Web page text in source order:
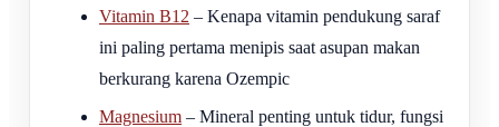
Vitamin B12 – Kenapa vitamin pendukung saraf
ini paling pertama menipis saat asupan makan
berkurang karena Ozempic
Magnesium – Mineral penting untuk tidur, fungsi